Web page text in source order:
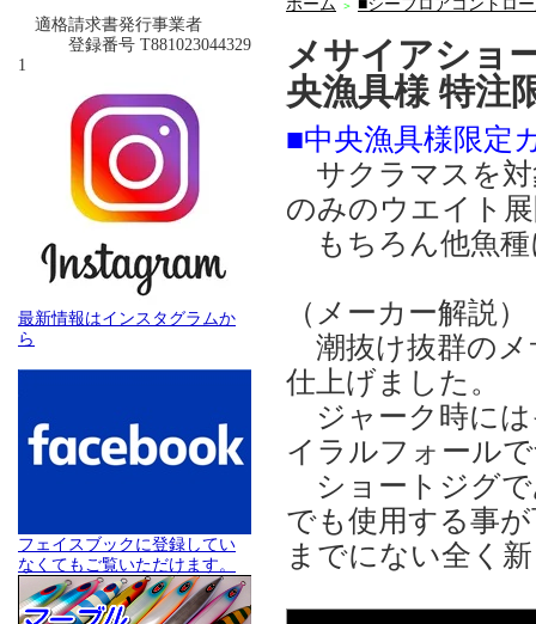
適格請求書発行事業者
登録番号 T881023044329
1
最新情報はインスタグラムか
ら
フェイスブックに登録してい
なくてもご覧いただけます。
ホーム ＞ ■シーフロアコントロ
メサイアシ
央漁具様 特注
■中央漁具様限定
サクラマスを対
のみのウエイト
もちろん他魚種
（メーカー解説）
潮抜け抜群のメ
仕上げました。
ジャーク時には
イラルフォール
ショートジグで
でも使用する事
までにない全く